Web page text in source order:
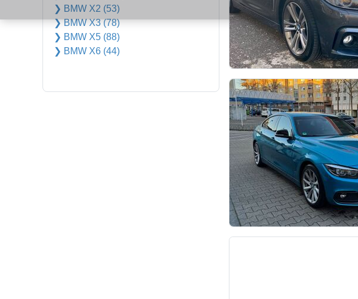
❯ BMW X2 (53)
❯ BMW X3 (78)
❯ BMW X5 (88)
❯ BMW X6 (44)